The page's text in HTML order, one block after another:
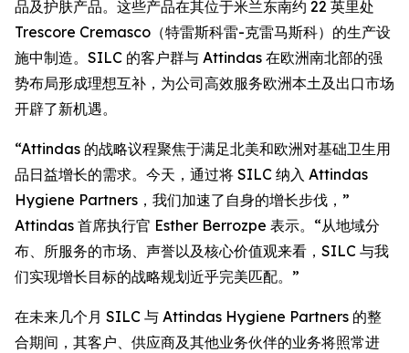
品及护肤产品。这些产品在其位于米兰东南约 22 英里处
Trescore Cremasco（特雷斯科雷-克雷马斯科）的生产设
施中制造。SILC 的客户群与 Attindas 在欧洲南北部的强
势布局形成理想互补，为公司高效服务欧洲本土及出口市场
开辟了新机遇。
“Attindas 的战略议程聚焦于满足北美和欧洲对基础卫生用
品日益增长的需求。今天，通过将 SILC 纳入 Attindas
Hygiene Partners，我们加速了自身的增长步伐，”
Attindas 首席执行官 Esther Berrozpe 表示。“从地域分
布、所服务的市场、声誉以及核心价值观来看，SILC 与我
们实现增长目标的战略规划近乎完美匹配。”
在未来几个月 SILC 与 Attindas Hygiene Partners 的整
合期间，其客户、供应商及其他业务伙伴的业务将照常进